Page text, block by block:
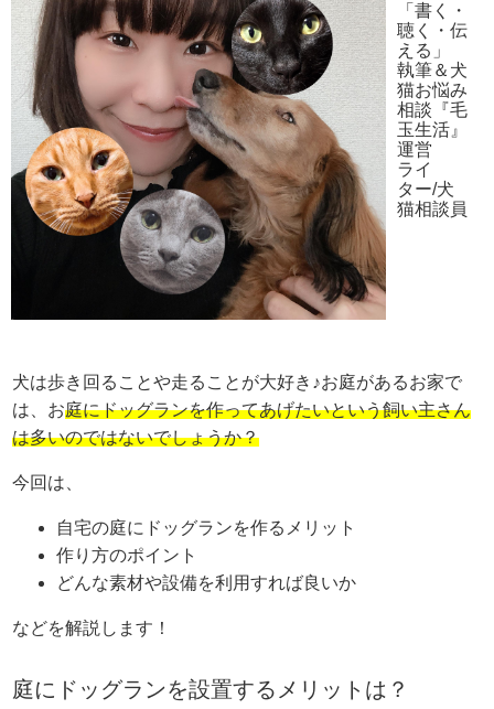
「書く・
聴く・伝
える」
執筆＆犬
猫お悩み
相談『毛
玉生活』
運営
ライ
ター/犬
猫相談員
犬は歩き回ることや走ることが大好き♪お庭があるお家で
は、お庭にドッグランを作ってあげたいという飼い主さん
は多いのではないでしょうか？
今回は、
自宅の庭にドッグランを作るメリット
作り方のポイント
どんな素材や設備を利用すれば良いか
などを解説します！
庭にドッグランを設置するメリットは？